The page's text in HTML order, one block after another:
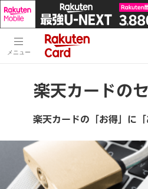
メニュー
楽天カードの
楽天カードの「お得」に